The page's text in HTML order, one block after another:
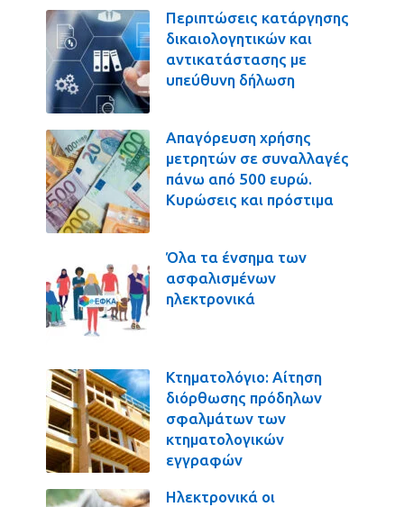
Περιπτώσεις κατάργησης
δικαιολογητικών και
αντικατάστασης με
υπεύθυνη δήλωση
Απαγόρευση χρήσης
μετρητών σε συναλλαγές
πάνω από 500 ευρώ.
Κυρώσεις και πρόστιμα
Όλα τα ένσημα των
ασφαλισμένων
ηλεκτρονικά
Κτηματολόγιο: Αίτηση
διόρθωσης πρόδηλων
σφαλμάτων των
κτηματολογικών
εγγραφών
Ηλεκτρονικά οι